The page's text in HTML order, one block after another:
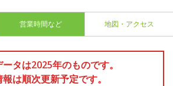
営業時間など 地図・アクセス
タは2025年のものです。
は順次更新予定です。